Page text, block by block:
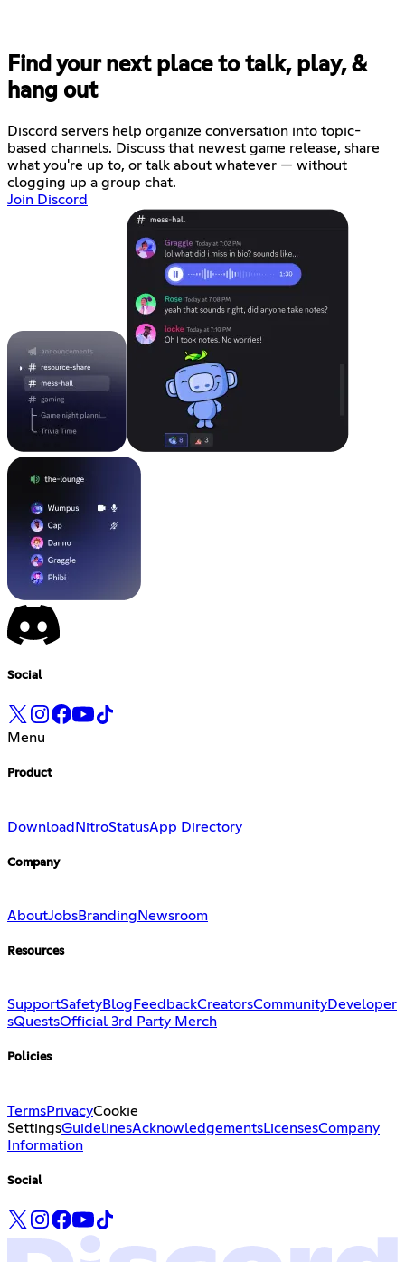
Find your next place to talk, play, &
hang out
Discord servers help organize conversation into topic-
based channels. Discuss that newest game release, share
what you're up to, or talk about whatever — without
clogging up a group chat.
Join Discord
Social
Menu
Product
DownloadNitroStatusApp Directory
Company
AboutJobsBranding Newsroom
Resources
SupportSafetyBlog FeedbackCreatorsCommunityDeveloper
sQuestsOfficial 3rd Party Merch
Policies
TermsPrivacyCookie
SettingsGuidelinesAcknowledgementsLicensesCompany
Information
Social